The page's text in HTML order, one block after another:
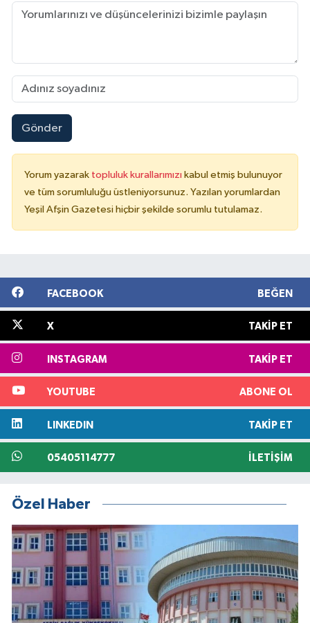
Gönder
Yorum yazarak topluluk kurallarımızı kabul etmiş bulunuyor
ve tüm sorumluluğu üstleniyorsunuz. Yazılan yorumlardan
Yeşil Afşin Gazetesi hiçbir şekilde sorumlu tutulamaz.
FACEBOOK BEĞEN
X TAKIP ET
INSTAGRAM TAKIP ET
YOUTUBE ABONE OL
LINKEDIN TAKIP ET
05405114777 İLETIŞIM
Özel Haber